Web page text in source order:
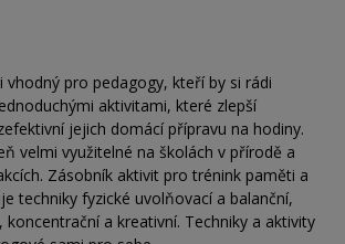
vhodný pro pedagogy, kteří by si rádi
aktivitami, které zlepší
jejich domácí přípravu na hodiny.
velmi využitelné na školách v přírodě a
Zásobník aktivit pro trénink paměti a
techniky fyzické uvolňovací a balanční,
koncentrační a kreativní. Techniky a aktivity